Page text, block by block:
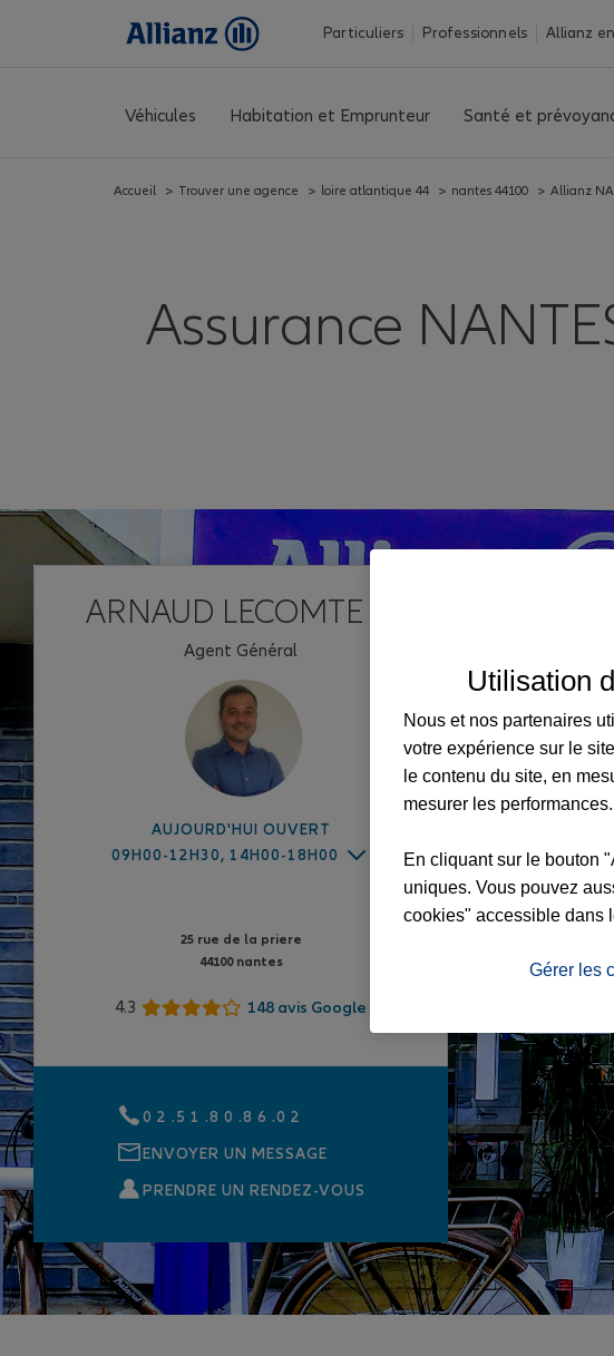
Particuliers Professionnels Allianz
Véhicules Habitation et Emprunteur Santé et
Accueil > Trouver une agence > loire atlantique 44 > nantes 44100 > Allianz
Assurance
ARNAUD LECOMTE EI
Agent Général
AUJOURD'HUI OUVERT
09H00-12H30, 14H00-18H00
25 rue de la priere
44100 nantes
4.3 148 avis Google
0 2 .5 1 .8 0 .8 6 .0 2
ENVOYER UN MESSAGE
PRENDRE UN RENDEZ-VOUS
Utilisation
Nous et nos partenaires
votre expérience sur le
le contenu du site, en
mesurer les performances.
En cliquant sur le bouton
uniques. Vous pouvez
cookies" accessible dans
Gérer les